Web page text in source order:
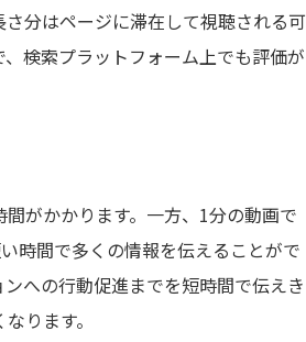
分はページに滞在して視聴される可
検索プラットフォーム上でも評価が
がかかります。一方、1分の動画で
時間で多くの情報を伝えることがで
への行動促進までを短時間で伝えき
ります。